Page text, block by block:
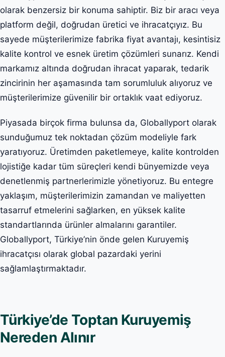
olarak benzersiz bir konuma sahiptir. Biz bir aracı veya
platform değil, doğrudan üretici ve ihracatçıyız. Bu
sayede müşterilerimize fabrika fiyat avantajı, kesintisiz
kalite kontrol ve esnek üretim çözümleri sunarız. Kendi
markamız altında doğrudan ihracat yaparak, tedarik
zincirinin her aşamasında tam sorumluluk alıyoruz ve
müşterilerimize güvenilir bir ortaklık vaat ediyoruz.
Piyasada birçok firma bulunsa da, Globallyport olarak
sunduğumuz tek noktadan çözüm modeliyle fark
yaratıyoruz. Üretimden paketlemeye, kalite kontrolden
lojistiğe kadar tüm süreçleri kendi bünyemizde veya
denetlenmiş partnerlerimizle yönetiyoruz. Bu entegre
yaklaşım, müşterilerimizin zamandan ve maliyetten
tasarruf etmelerini sağlarken, en yüksek kalite
standartlarında ürünler almalarını garantiler.
Globallyport, Türkiye’nin önde gelen Kuruyemiş
ihracatçısı olarak global pazardaki yerini
sağlamlaştırmaktadır.
Türkiye’de Toptan Kuruyemiş
Nereden Alınır